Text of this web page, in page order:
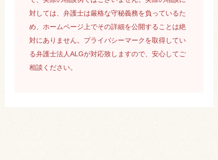
対しては、弁護士は厳格な守秘義務を負っているた
め、ホームページ上でその詳細を公開することは絶
対にありません。プライバシーマークを取得してい
る弁護士法人ALGが対応致しますので、安心してご
相談ください。